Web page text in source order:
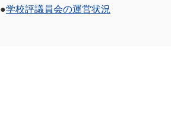
●学校評議員会の運営状況